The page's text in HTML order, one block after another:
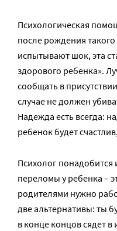
Психологическая
после рождения
испытывают шок, эта
здорового ребенка».
сообщать в
случае не должен
Надежда есть всегда:
ребенок будет
Психолог
переломы у ребенка –
родителями нужно
две альтернативы: ты
в конце концов сядет